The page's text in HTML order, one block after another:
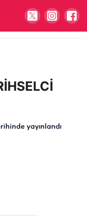
yayınlandı